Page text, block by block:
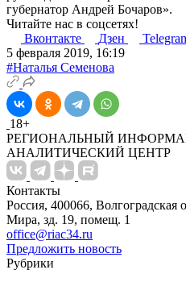
губернатор Андрей Бочаров».
Читайте нас в соцсетях!
Вконтакте
Дзен
5 февраля 2019, 16:19
#Наталья Семенова
18+
РЕГИОНАЛЬНЫЙ
АНАЛИТИЧЕСКИЙ ЦЕНТР
Контакты
Россия, 400066, Волгоградская
Мира, зд. 19, помещ. 1
office@riac34.ru
Предложить новость
Рубрики